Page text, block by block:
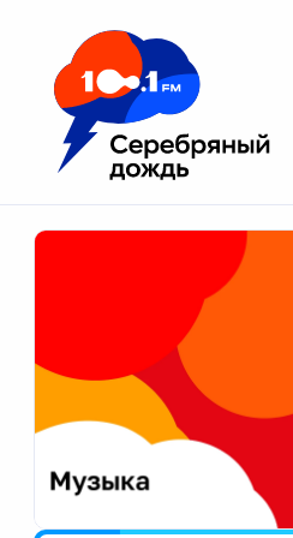
Москва 100.1 FM
Апатиты
Екатеринбург
Калининград
Калуга